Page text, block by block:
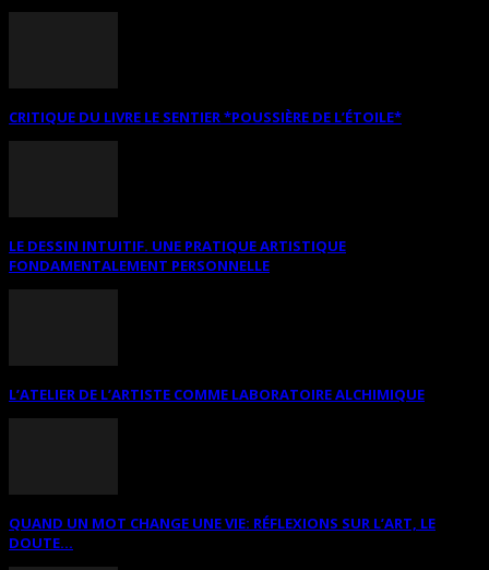
CRITIQUE DU LIVRE LE SENTIER *POUSSIÈRE DE L’ÉTOILE*
LE DESSIN INTUITIF. UNE PRATIQUE ARTISTIQUE
FONDAMENTALEMENT PERSONNELLE
L’ATELIER DE L’ARTISTE COMME LABORATOIRE ALCHIMIQUE
QUAND UN MOT CHANGE UNE VIE: RÉFLEXIONS SUR L’ART, LE
DOUTE...